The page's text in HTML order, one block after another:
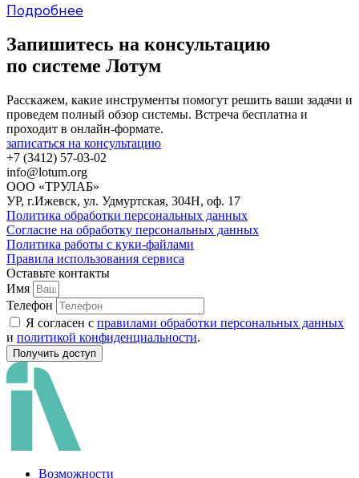
Подробнее
Запишитесь на консультацию
по системе Лотум
Расскажем, какие инструменты помогут решить ваши задачи и
проведем полный обзор системы. Встреча бесплатна и
проходит в онлайн-формате.
записаться на консультацию
+7 (3412) 57-03-02
info@lotum.org
ООО «ТРУЛАБ»
УР, г.Ижевск, ул. Удмуртская, 304Н, оф. 17
Политика обработки персональных данных
Согласие на обработку персональных данных
Политика работы с куки-файлами
Правила использования сервиса
Оставьте контакты
Имя
Телефон
Я согласен с правилами обработки персональных данных
и политикой конфиденциальности.
Получить доступ
Возможности